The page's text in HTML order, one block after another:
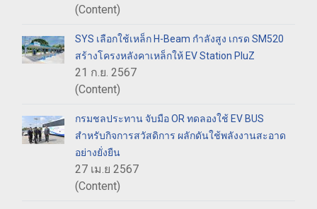
(Content)
SYS เลือกใช้เหล็ก H-Beam กำลังสูง เกรด SM520
สร้างโครงหลังคาเหล็กให้ EV Station PluZ
21 ก.ย. 2567
(Content)
กรมชลประทาน จับมือ OR ทดลองใช้ EV BUS
สำหรับกิจการสวัสดิการ ผลักดันใช้พลังงานสะอาด
อย่างยั่งยืน
27 เม.ย 2567
(Content)